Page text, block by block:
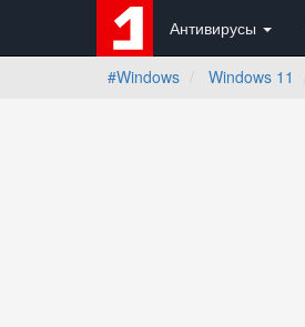
Антивирусы
#Windows Windows 11